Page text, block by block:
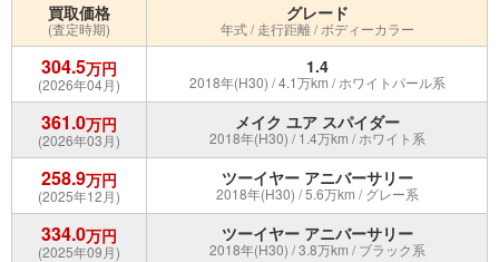
買取価格
(査定時期)
グレード
年式 / 走行距離 / ボディーカラー
304.5万円
(2026年04月)
1.4
2018年(H30) / 4.1万km / ホワイトパール系
361.0万円
(2026年03月)
メイク ユア スパイダー
2018年(H30) / 1.4万km / ホワイト系
258.9万円
(2025年12月)
ツーイヤー アニバーサリー
2018年(H30) / 5.6万km / グレー系
334.0万円
(2025年09月)
ツーイヤー アニバーサリー
2018年(H30) / 3.8万km / ブラック系